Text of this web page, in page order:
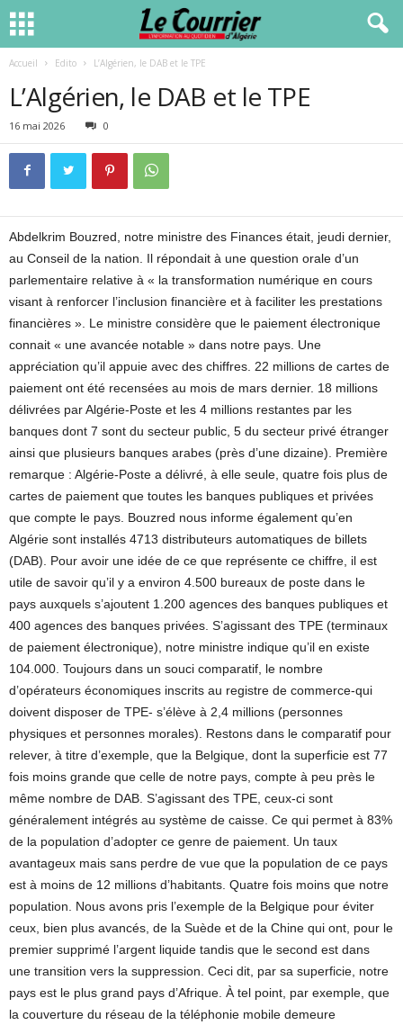
Accueil Edito L’Algérien, le DAB et le TPE
L’Algérien, le DAB et le TPE
16 mai 2026 0
Abdelkrim Bouzred, notre ministre des Finances était, jeudi dernier,
au Conseil de la nation. Il répondait à une question orale d’un
parlementaire relative à « la transformation numérique en cours
visant à renforcer l’inclusion financière et à faciliter les prestations
financières ». Le ministre considère que le paiement électronique
connait « une avancée notable » dans notre pays. Une
appréciation qu’il appuie avec des chiffres. 22 millions de cartes de
paiement ont été recensées au mois de mars dernier. 18 millions
délivrées par Algérie-Poste et les 4 millions restantes par les
banques dont 7 sont du secteur public, 5 du secteur privé étranger
ainsi que plusieurs banques arabes (près d’une dizaine). Première
remarque : Algérie-Poste a délivré, à elle seule, quatre fois plus de
cartes de paiement que toutes les banques publiques et privées
que compte le pays. Bouzred nous informe également qu’en
Algérie sont installés 4713 distributeurs automatiques de billets
(DAB). Pour avoir une idée de ce que représente ce chiffre, il est
utile de savoir qu’il y a environ 4.500 bureaux de poste dans le
pays auxquels s’ajoutent 1.200 agences des banques publiques et
400 agences des banques privées. S’agissant des TPE (terminaux
de paiement électronique), notre ministre indique qu’il en existe
104.000. Toujours dans un souci comparatif, le nombre
d’opérateurs économiques inscrits au registre de commerce-qui
doivent disposer de TPE- s’élève à 2,4 millions (personnes
physiques et personnes morales). Restons dans le comparatif pour
relever, à titre d’exemple, que la Belgique, dont la superficie est 77
fois moins grande que celle de notre pays, compte à peu près le
même nombre de DAB. S’agissant des TPE, ceux-ci sont
généralement intégrés au système de caisse. Ce qui permet à 83%
de la population d’adopter ce genre de paiement. Un taux
avantageux mais sans perdre de vue que la population de ce pays
est à moins de 12 millions d’habitants. Quatre fois moins que notre
population. Nous avons pris l’exemple de la Belgique pour éviter
ceux, bien plus avancés, de la Suède et de la Chine qui ont, pour le
premier supprimé l’argent liquide tandis que le second est dans
une transition vers la suppression. Ceci dit, par sa superficie, notre
pays est le plus grand pays d’Afrique. À tel point, par exemple, que
la couverture du réseau de la téléphonie mobile demeure